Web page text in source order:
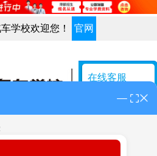
学校欢迎您！ 官网
在线客服
创业咨询
学费咨询